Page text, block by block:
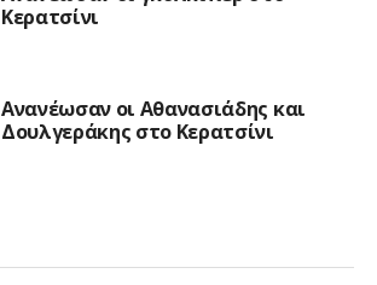
Κερατσίνι
Ανανέωσαν οι Αθανασιάδης και
Δουλγεράκης στο Κερατσίνι